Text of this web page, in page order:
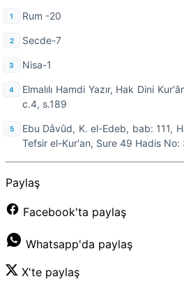
Rum -20
Secde-7
Nisa-1
Elmalılı Hamdi Yazır, Hak Dini
c.4, s.189
Ebu Dâvûd, K. el-Edeb, bab: 111,
Tefsir el-Kur'an, Sure 49 Hadis No:
Paylaş
Facebook'ta paylaş
Whatsapp'da paylaş
X'te paylaş